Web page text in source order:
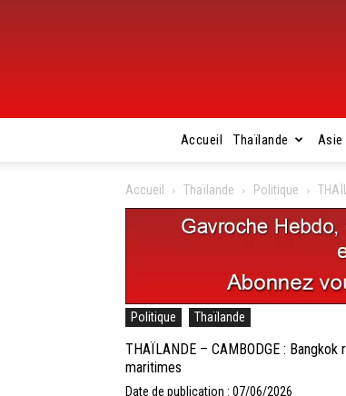
Accueil Thaïlande Asie
Accueil Thaïlande Politique
Politique Thaïlande
THAÏLANDE – CAMBODGE :
maritimes
Date de publication : 07/06/2026